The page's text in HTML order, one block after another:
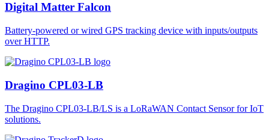
Digital Matter Falcon
Battery-powered or wired GPS tracking device with inputs/outputs
over HTTP.
Dragino CPL03-LB
The Dragino CPL03-LB/LS is a LoRaWAN Contact Sensor for IoT
solutions.